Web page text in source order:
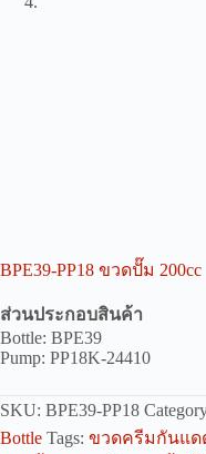
BPE39-PP18 ขวดปั๊ม 200cc
ส่วนประกอบสินค้า
Bottle: BPE39
Pump: PP18K-24410
SKU: BPE39-PP18
Bottle Tags: ขวดครีมกันแด